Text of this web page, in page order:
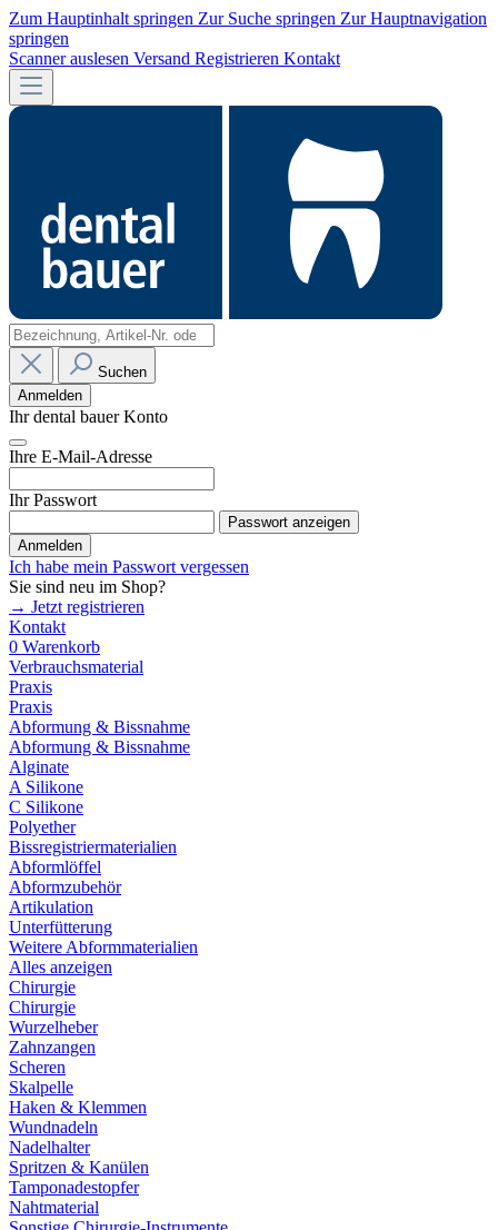
Zum Hauptinhalt springen Zur Suche springen Zur Hauptnavigation
springen
Scanner auslesen Versand Registrieren Kontakt
Suchen
Anmelden
Ihr dental bauer Konto
Ihre E-Mail-Adresse
Ihr Passwort
Passwort anzeigen
Anmelden
Ich habe mein Passwort vergessen
Sie sind neu im Shop?
→ Jetzt registrieren
Kontakt
0 Warenkorb
Verbrauchsmaterial
Praxis
Praxis
Abformung & Bissnahme
Abformung & Bissnahme
Alginate
A Silikone
C Silikone
Polyether
Bissregistriermaterialien
Abformlöffel
Abformzubehör
Artikulation
Unterfütterung
Weitere Abformmaterialien
Alles anzeigen
Chirurgie
Chirurgie
Wurzelheber
Zahnzangen
Scheren
Skalpelle
Haken & Klemmen
Wundnadeln
Nadelhalter
Spritzen & Kanülen
Tamponadestopfer
Nahtmaterial